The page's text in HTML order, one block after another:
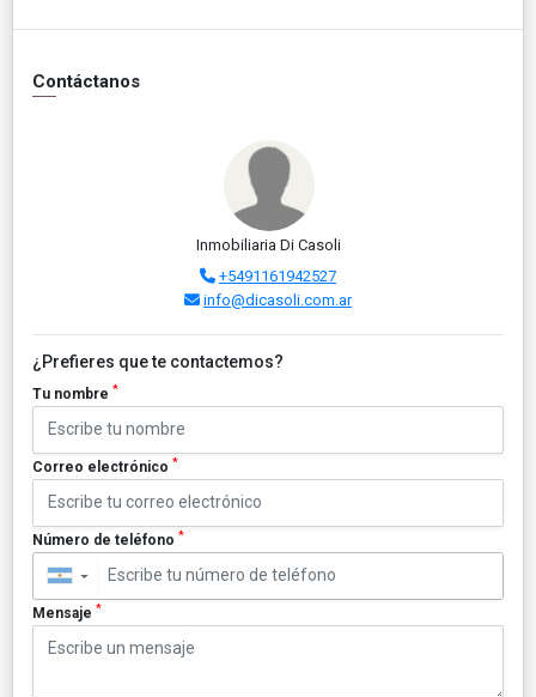
Contáctanos
Inmobiliaria Di Casoli
+5491161942527
info@dicasoli.com.ar
¿Prefieres que te contactemos?
Tu nombre *
Correo electrónico *
Número de teléfono *
▼
Mensaje *